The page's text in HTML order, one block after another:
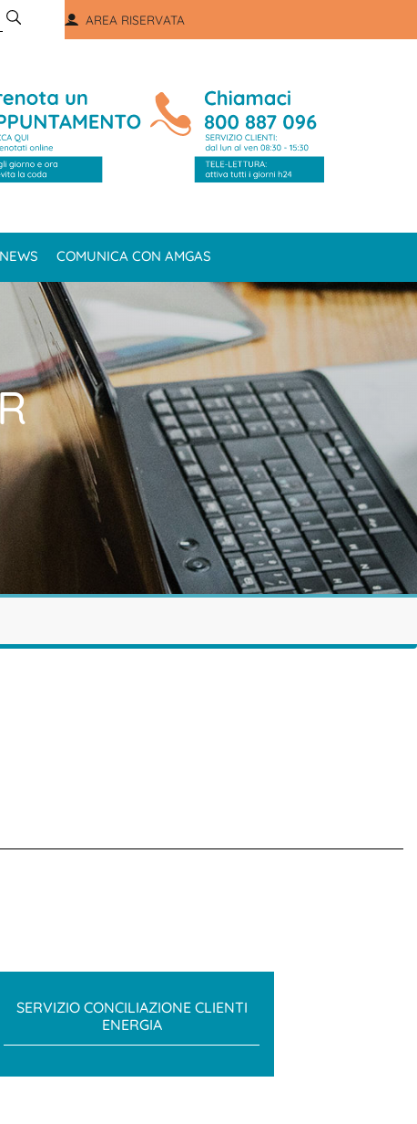
AREA RISERVATA
NEWS COMUNICA CON AMGAS
SERVIZIO CONCILIAZIONE CLIENTI
ENERGIA